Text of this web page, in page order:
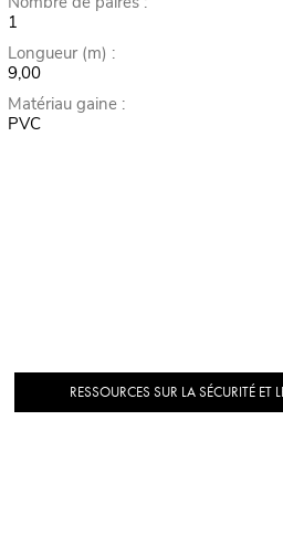
1
Longueur (m) :
9,00
Matériau gaine :
PVC
RESSOURCES SUR LA SÉCURITÉ ET